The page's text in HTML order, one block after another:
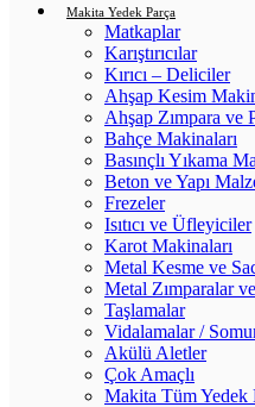
Makita Yedek Parça
Matkaplar
Karıştırıcılar
Kırıcı – Deliciler
Ahşap Kesim
Ahşap Zımpara ve
Bahçe Makinaları
Basınçlı Yıkama
Beton ve Yapı
Frezeler
Isıtıcı ve Üfleyiciler
Karot Makinaları
Metal Kesme ve
Metal Zımparalar
Taşlamalar
Vidalamalar /
Akülü Aletler
Çok Amaçlı
Makita Tüm Yedek